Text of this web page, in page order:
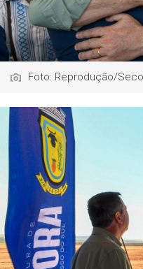
Foto: Reprodução/